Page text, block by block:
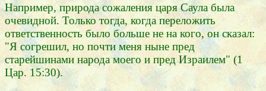
Например, природа сожаления царя Саула была
очевидной. Только тогда, когда переложить
ответственность было больше не на кого, он сказал:
"Я согрешил, но почти меня ныне пред
старейшинами народа моего и пред Израилем" (1
Цар. 15:30).